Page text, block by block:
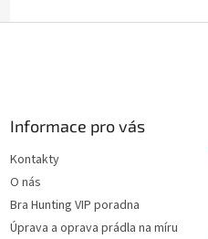
Informace pro vás
Kontakty
O nás
Bra Hunting VIP poradna
Úprava a oprava prádla na míru